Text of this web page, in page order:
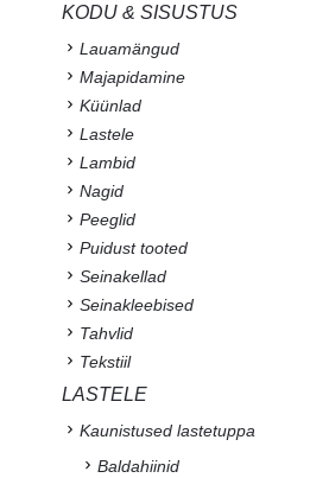
KODU & SISUSTUS
Lauamängud
Majapidamine
Küünlad
Lastele
Lambid
Nagid
Peeglid
Puidust tooted
Seinakellad
Seinakleebised
Tahvlid
Tekstiil
LASTELE
Kaunistused lastetuppa
Baldahiinid